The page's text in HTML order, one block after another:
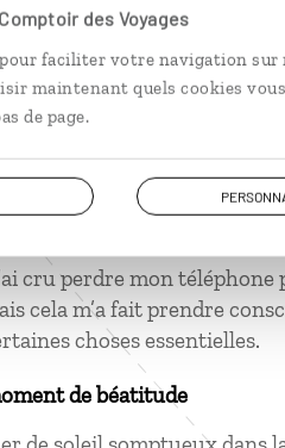
des Voyages
faciliter votre navigation
maintenant quels cookies
de page.
ont pour habitude
le temps de demander des
cru perdre mon téléphone
cela m’a fait prendre
choses essentielles.
de béatitude